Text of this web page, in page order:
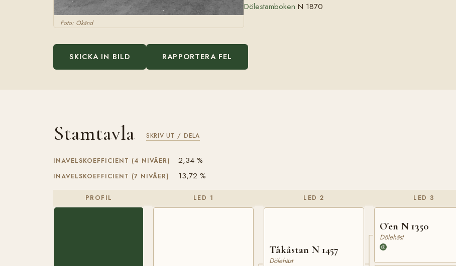
Foto: Okänd
Dölestamboken N 1870
SKICKA IN BILD RAPPORTERA FEL
Stamtavla SKRIV UT / DELA
INAVELSKOEFFICIENT (4 NIVÅER) 2,34 %
INAVELSKOEFFICIENT (7 NIVÅER) 13,72 %
PROFIL LED 1 LED 2
Tåkåstan N 1457
Dölehäst
LED 3
O'en N 1350
Dölehäst